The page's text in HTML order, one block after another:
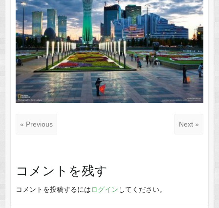
« Previous Next »
コメントを残す
コメントを投稿するにはログイン してください。